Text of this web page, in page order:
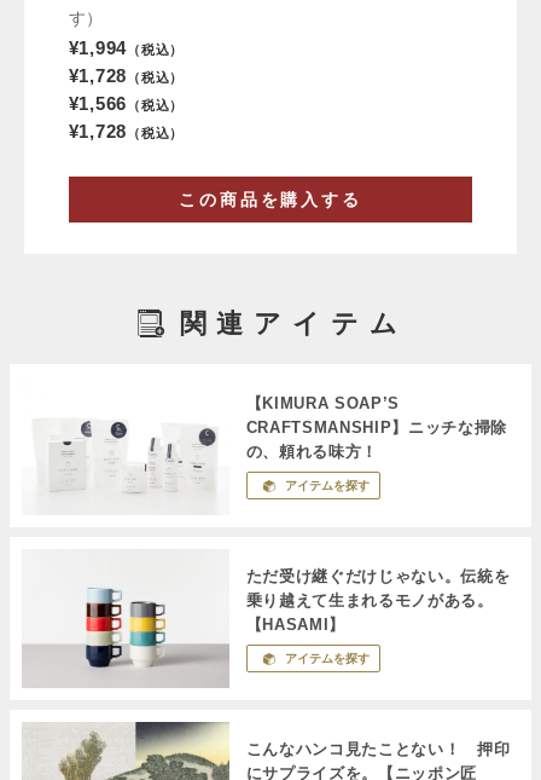
す）
¥1,994 （税込）
¥1,728 （税込）
¥1,566 （税込）
¥1,728 （税込）
この商品を購入する
関連アイテム
【KIMURA SOAP’S
CRAFTSMANSHIP】ニッチな掃除
の、頼れる味方！
アイテムを探す
ただ受け継ぐだけじゃない。伝統を
乗り越えて生まれるモノがある。
【HASAMI】
アイテムを探す
こんなハンコ見たことない！ 押印
にサプライズを。【ニッポン匠